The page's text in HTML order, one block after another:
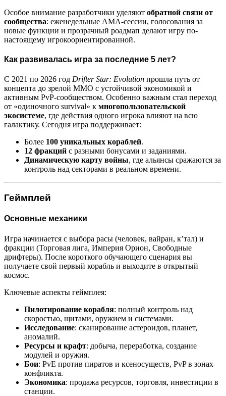
Особое внимание разработчики уделяют обратной связи от
сообщества: еженедельные AMA-сессии, голосования за
новые функции и прозрачный роадмап делают игру по-
настоящему игрокоориентированной.
Как развивалась игра за последние 5 лет?
С 2021 по 2026 год Drifter Star: Evolution прошла путь от
концепта до зрелой MMO с устойчивой экономикой и
активным PvP-сообществом. Особенно важным стал переход
от «одиночного survival» к многопользовательской
экосистеме, где действия одного игрока влияют на всю
галактику. Сегодня игра поддерживает:
Более 100 уникальных кораблей.
12 фракций с разными бонусами и заданиями.
Динамическую карту войны, где альянсы сражаются за
контроль над секторами в реальном времени.
Геймплей
Основные механики
Игра начинается с выбора расы (человек, вайран, к’тал) и
фракции (Торговая лига, Империя Орион, Свободные
дрифтеры). После короткого обучающего сценария вы
получаете свой первый корабль и выходите в открытый
космос.
Ключевые аспекты геймплея:
Пилотирование корабля: полный контроль над
скоростью, щитами, оружием и системами.
Исследование: сканирование астероидов, планет,
аномалий.
Ресурсы и крафт: добыча, переработка, создание
модулей и оружия.
Бои: PvE против пиратов и ксеносуществ, PvP в зонах
конфликта.
Экономика: продажа ресурсов, торговля, инвестиции в
станции.